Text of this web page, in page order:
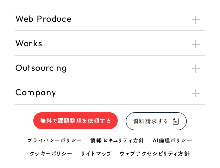
さらに条件を追加する
Web Produce
Works
Outsourcing
Company
無料で課題整理を依頼する 資料請求する
プライバシーポリシー 情報セキュリティ方針 AI倫理ポリシー
クッキーポリシー サイトマップ ウェブアクセシビリティ方針